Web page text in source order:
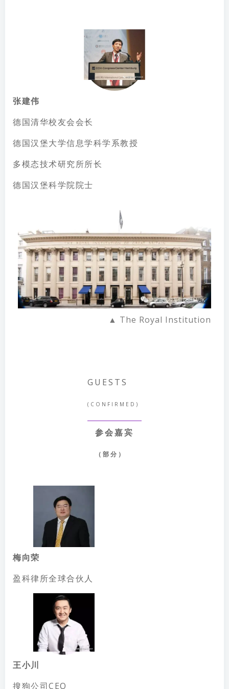
张建伟
德国清华校友会会长
德国汉堡大学信息学科学系教授
多模态技术研究所所长
德国汉堡科学院院士
▲ The Royal Institution
GUESTS
(CONFIRMED)
参会嘉宾
（部分）
梅向荣
盈科律所全球合伙人
王小川
搜狗公司CEO